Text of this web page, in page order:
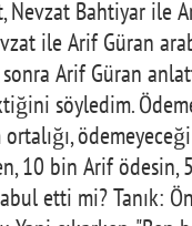
Nevzat Bahtiyar ile
ile Arif Güran
sonra Arif Güran
söyledim.
10 bin Arif ödesin,
etti mi? Tanık: